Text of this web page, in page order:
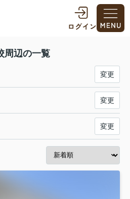
周辺の一覧
変更
変更
変更